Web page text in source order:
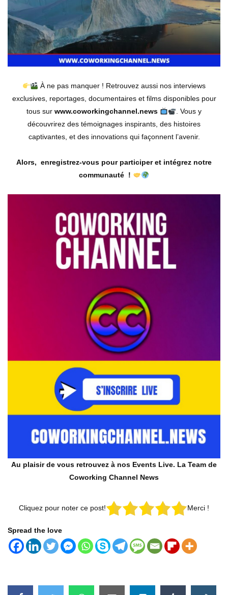
À ne pas manquer ! Retrouvez aussi nos interviews
exclusives, reportages, documentaires et films disponibles pour
tous surwww.coworkingchannel.news
. Vous y
découvrirez des témoignages inspirants, des histoires
captivantes, et des innovations qui façonnent l’avenir.
Alors, enregistrez-vous pour participer et intégrez notre
communauté !
Au plaisir de vous retrouvez à nos Events Live. La Team de
Coworking Channel News
Cliquez pour noter ce post! Merci !
Spread the love